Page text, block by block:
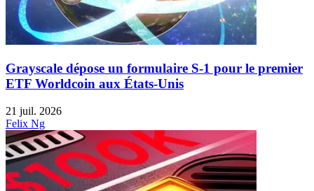
Grayscale dépose un formulaire S-1 pour le premier
ETF Worldcoin aux États-Unis
21 juil. 2026
Felix Ng